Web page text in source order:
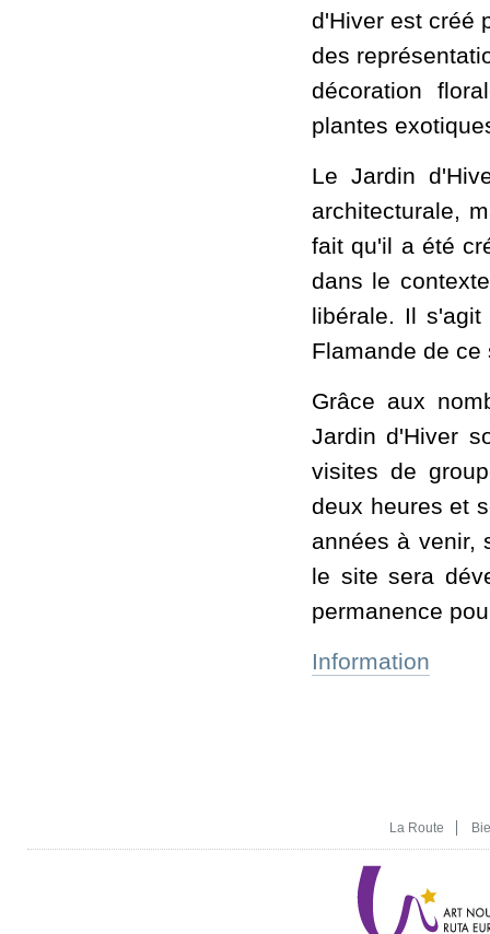
d'Hiver est créé
des
décoration
plantes
Le Jardin
architecturale,
fait qu'il a été
dans le
libérale. Il
Flamande de
Grâce aux
Jardin d'Hiver
visites de
deux heures et
années à venir,
le site sera
permanence
Information
La Route